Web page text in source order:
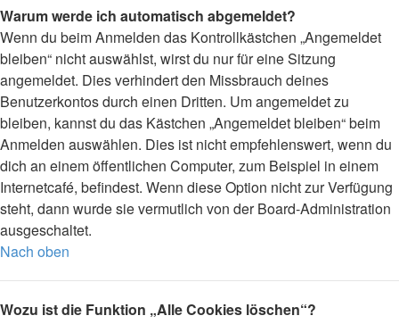
Warum werde ich automatisch abgemeldet?
Wenn du beim Anmelden das Kontrollkästchen „Angemeldet
bleiben“ nicht auswählst, wirst du nur für eine Sitzung
angemeldet. Dies verhindert den Missbrauch deines
Benutzerkontos durch einen Dritten. Um angemeldet zu
bleiben, kannst du das Kästchen „Angemeldet bleiben“ beim
Anmelden auswählen. Dies ist nicht empfehlenswert, wenn du
dich an einem öffentlichen Computer, zum Beispiel in einem
Internetcafé, befindest. Wenn diese Option nicht zur Verfügung
steht, dann wurde sie vermutlich von der Board-Administration
ausgeschaltet.
Nach oben
Wozu ist die Funktion „Alle Cookies löschen“?